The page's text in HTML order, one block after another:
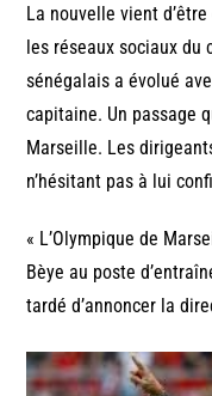
La nouvelle vient
les réseaux sociaux du
sénégalais a évolué
capitaine. Un passage
Marseille. Les
n’hésitant pas à lui
« L’Olympique de
Bèye au poste
tardé d’annoncer la